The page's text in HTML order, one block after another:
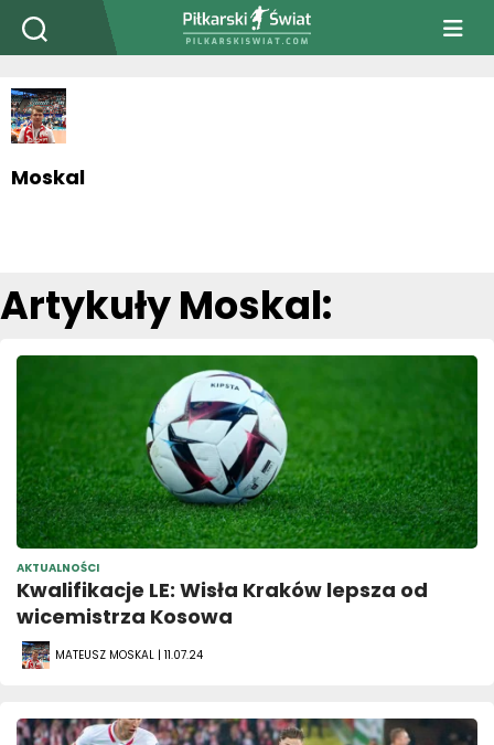
PiłkarskiSwiat.com
Moskal
Artykuły Moskal:
AKTUALNOŚCI
Kwalifikacje LE: Wisła Kraków lepsza od
wicemistrza Kosowa
MATEUSZ MOSKAL | 11.07.24